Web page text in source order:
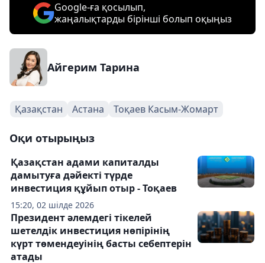
Google-ға қосылып,
жаңалықтарды бірінші болып оқыңыз
Айгерим Тарина
Қазақстан Астана Тоқаев Касым-Жомарт
Оқи отырыңыз
15:20, 02 шілде 2026
Қазақстан адами капиталды
дамытуға дәйекті түрде
инвестиция құйып отыр - Тоқаев
Президент әлемдегі тікелей
шетелдік инвестиция нөпірінің
күрт төмендеуінің басты себептерін
атады